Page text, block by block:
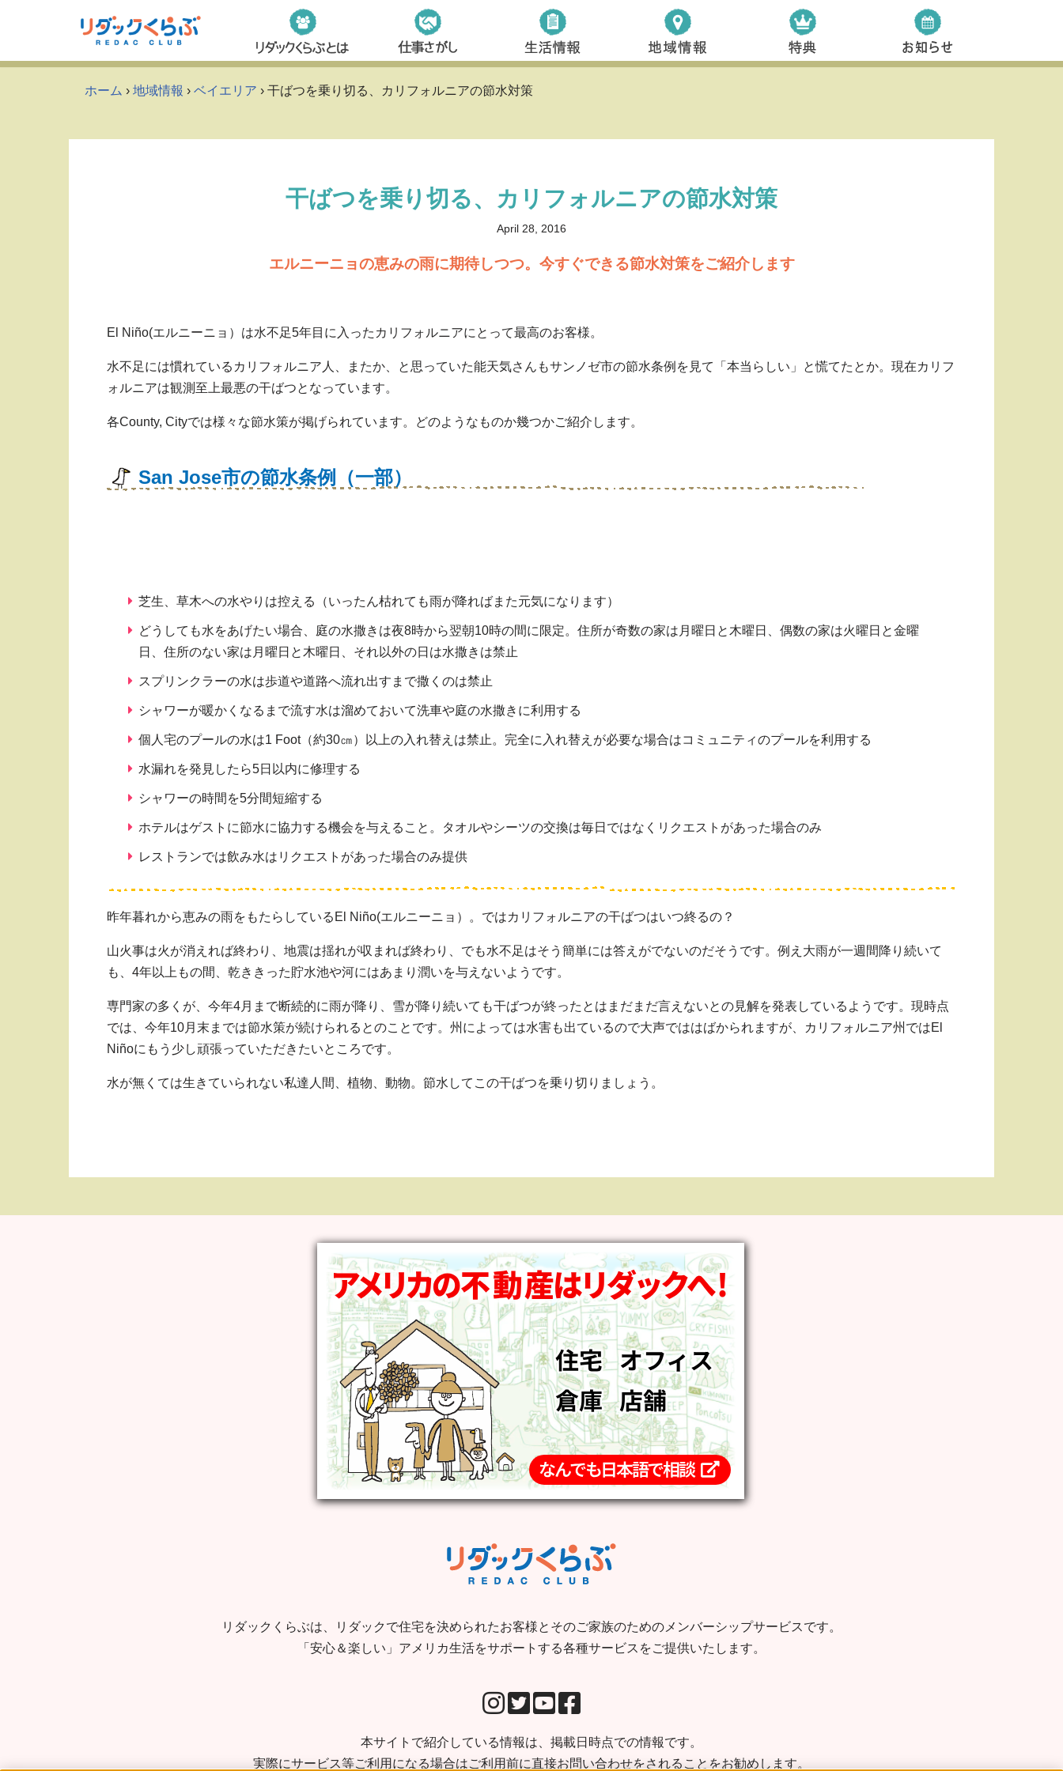
to
ホーム › 地域情報 › ベイエリア › 干ばつを乗り切る、カリフォルニアの節水対策
干ばつを乗り切る、カリフォルニアの節水対策
April 28, 2016
エルニーニョの恵みの雨に期待しつつ。今すぐできる節水対策をご紹介します
El Niño(エルニーニョ）は水不足5年目に入ったカリフォルニアにとって最高のお客様。
水不足には慣れているカリフォルニア人、またか、と思っていた能天気さんもサンノゼ市の節水条例を見て「本当らしい」と慌てたとか。現在カリフ
ォルニアは観測至上最悪の干ばつとなっています。
各County, Cityでは様々な節水策が掲げられています。どのようなものか幾つかご紹介します。
San Jose市の節水条例（一部）
芝生、草木への水やりは控える（いったん枯れても雨が降ればまた元気になります）
どうしても水をあげたい場合、庭の水撒きは夜8時から翌朝10時の間に限定。住所が奇数の家は月曜日と木曜日、偶数の家は火曜日と金曜
日、住所のない家は月曜日と木曜日、それ以外の日は水撒きは禁止
スプリンクラーの水は歩道や道路へ流れ出すまで撒くのは禁止
シャワーが暖かくなるまで流す水は溜めておいて洗車や庭の水撒きに利用する
個人宅のプールの水は1 Foot（約30㎝）以上の入れ替えは禁止。完全に入れ替えが必要な場合はコミュニティのプールを利用する
水漏れを発見したら5日以内に修理する
シャワーの時間を5分間短縮する
ホテルはゲストに節水に協力する機会を与えること。タオルやシーツの交換は毎日ではなくリクエストがあった場合のみ
レストランでは飲み水はリクエストがあった場合のみ提供
昨年暮れから恵みの雨をもたらしているEl Niño(エルニーニョ）。ではカリフォルニアの干ばつはいつ終るの？
山火事は火が消えれば終わり、地震は揺れが収まれば終わり、でも水不足はそう簡単には答えがでないのだそうです。例え大雨が一週間降り続いて
も、4年以上もの間、乾ききった貯水池や河にはあまり潤いを与えないようです。
専門家の多くが、今年4月まで断続的に雨が降り、雪が降り続いても干ばつが終ったとはまだまだ言えないとの見解を発表しているようです。現時点
では、今年10月末までは節水策が続けられるとのことです。州によっては水害も出ているので大声でははばかられますが、カリフォルニア州ではEl
Niñoにもう少し頑張っていただきたいところです。
水が無くては生きていられない私達人間、植物、動物。節水してこの干ばつを乗り切りましょう。
リダックくらぶは、リダックで住宅を決められたお客様とそのご家族のためのメンバーシップサービスです。
「安心＆楽しい」アメリカ生活をサポートする各種サービスをご提供いたします。
本サイトで紹介している情報は、掲載日時点での情報です。
実際にサービス等ご利用になる場合はご利用前に直接お問い合わせをされることをお勧めします。